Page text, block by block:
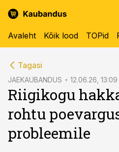
Avaleht Kõik lood TOPid
Tagasi
JAEKAUBANDUS 12.06.26, 13:09
Riigikogu
rohtu
probleemile